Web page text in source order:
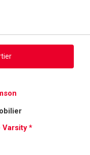
inscription
Varsity *